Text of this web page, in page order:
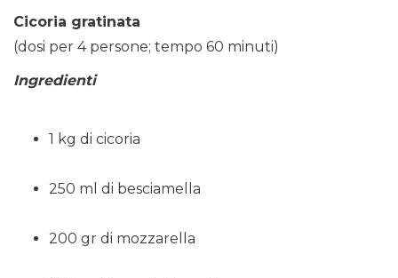
Cicoria gratinata
(dosi per 4 persone; tempo 60 minuti)
Ingredienti
1 kg di cicoria
250 ml di besciamella
200 gr di mozzarella